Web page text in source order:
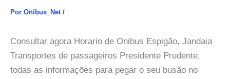
Por Onibus_Net /
Consultar agora Horario de Onibus Espigão, Jandaia
Transportes de passageiros Presidente Prudente,
todas as informações para pegar o seu busão no